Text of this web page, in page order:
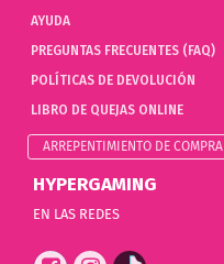
AYUDA
PREGUNTAS FRECUENTES (FAQ)
POLÍTICAS DE DEVOLUCIÓN
LIBRO DE QUEJAS ONLINE
ARREPENTIMIENTO DE COMPRA
HYPERGAMING
EN LAS REDES